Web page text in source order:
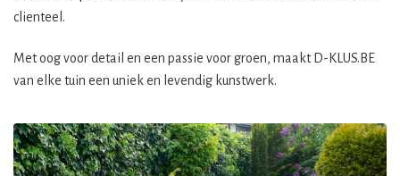
clienteel.
Met oog voor detail en een passie voor groen, maakt D-KLUS.BE
van elke tuin een uniek en levendig kunstwerk.